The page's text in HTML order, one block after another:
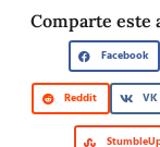
Comparte este
Facebook
Reddit VK